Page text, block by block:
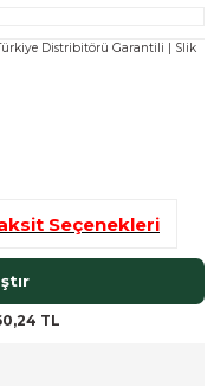
Seçenekleri
TL